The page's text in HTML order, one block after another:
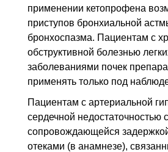
применении кетопрофена
приступов бронхиальной
бронхоспазма. Пациентам с
обструктивной болезнью
заболеваниями почек
применять только под
Пациентам с артериальной
сердечной недостаточностью
сопровождающейся
отеками (в анамнезе),